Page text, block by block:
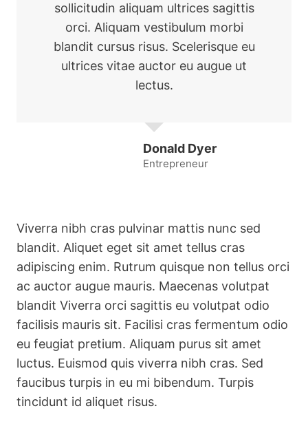
sollicitudin aliquam ultrices sagittis
orci. Aliquam vestibulum morbi
blandit cursus risus. Scelerisque eu
ultrices vitae auctor eu augue ut
lectus.
Donald Dyer
Entrepreneur
Viverra nibh cras pulvinar mattis nunc sed
blandit. Aliquet eget sit amet tellus cras
adipiscing enim. Rutrum quisque non tellus orci
ac auctor augue mauris. Maecenas volutpat
blandit Viverra orci sagittis eu volutpat odio
facilisis mauris sit. Facilisi cras fermentum odio
eu feugiat pretium. Aliquam purus sit amet
luctus. Euismod quis viverra nibh cras. Sed
faucibus turpis in eu mi bibendum. Turpis
tincidunt id aliquet risus.